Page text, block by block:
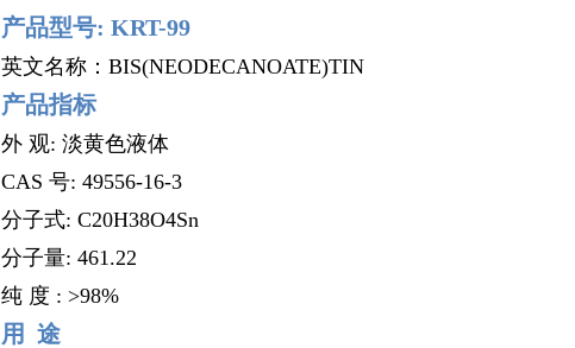
产品型号: KRT-99
英文名称：BIS(NEODECANOATE)TIN
产品指标
外 观: 淡黄色液体
CAS 号: 49556-16-3
分子式: C20H38O4Sn
分子量: 461.22
纯 度 : >98%
用 途